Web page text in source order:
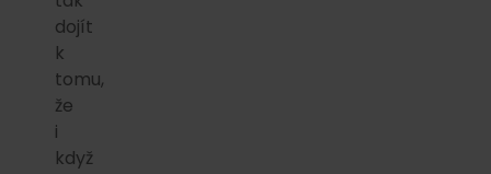
dojít
k
tomu,
že
i
když